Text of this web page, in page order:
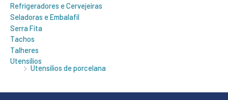
Refrigeradores e Cervejeiras
Seladoras e Embalafil
Serra Fita
Tachos
Talheres
Utensílios
Utensílios de porcelana